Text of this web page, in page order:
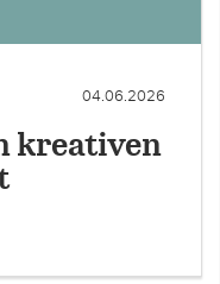
04.06.2026
kreativen